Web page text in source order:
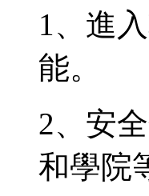
1、進
能。
2、安
和學院